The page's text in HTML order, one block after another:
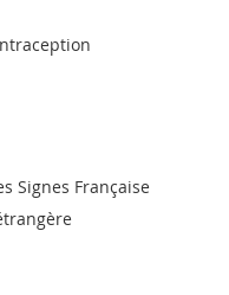
Signes Française